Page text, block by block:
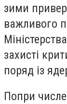
зими
важливого
захисті
поряд із
Попри